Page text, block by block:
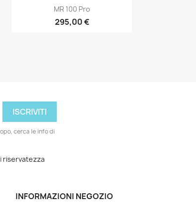
Anteprima
MR 100 Pro
295,00 €
cerca le info di
riservatezza
INFORMAZIONI NEGOZIO